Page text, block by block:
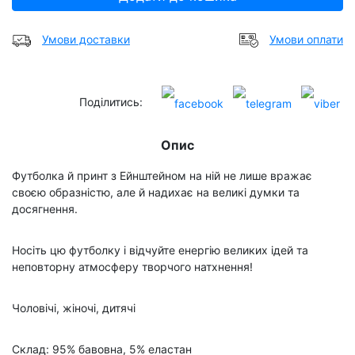
Умови доставки Умови оплати
Поділитись:
Опис
Футболка й принт з Ейнштейном на ній не лише вражає
своєю образністю, але й надихає на великі думки та
досягнення.
Носіть цю футболку і відчуйте енергію великих ідей та
неповторну атмосферу творчого натхнення!
Чоловічі, жіночі, дитячі
Склад: 95% бавовна, 5% еластан